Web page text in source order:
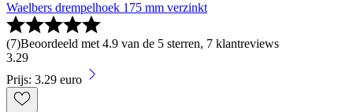
Waelbers drempelhoek 175 mm verzinkt
(7)Beoordeeld met 4.9 van de 5 sterren, 7 klantreviews
3.29
Prijs: 3.29 euro